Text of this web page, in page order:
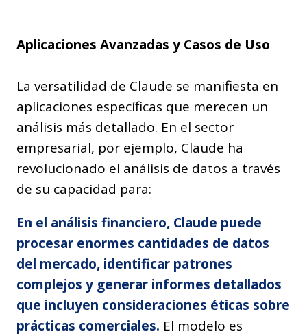
Aplicaciones Avanzadas y Casos de Uso
La versatilidad de Claude se manifiesta en
aplicaciones específicas que merecen un
análisis más detallado. En el sector
empresarial, por ejemplo, Claude ha
revolucionado el análisis de datos a través
de su capacidad para:
En el análisis financiero, Claude puede
procesar enormes cantidades de datos
del mercado, identificar patrones
complejos y generar informes detallados
que incluyen consideraciones éticas sobre
prácticas comerciales. El modelo es